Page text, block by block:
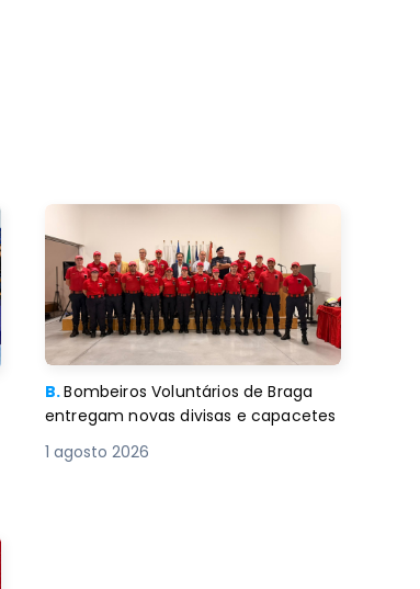
B.Bombeiros Voluntários de Braga
entregam novas divisas e capacetes
1 agosto 2026